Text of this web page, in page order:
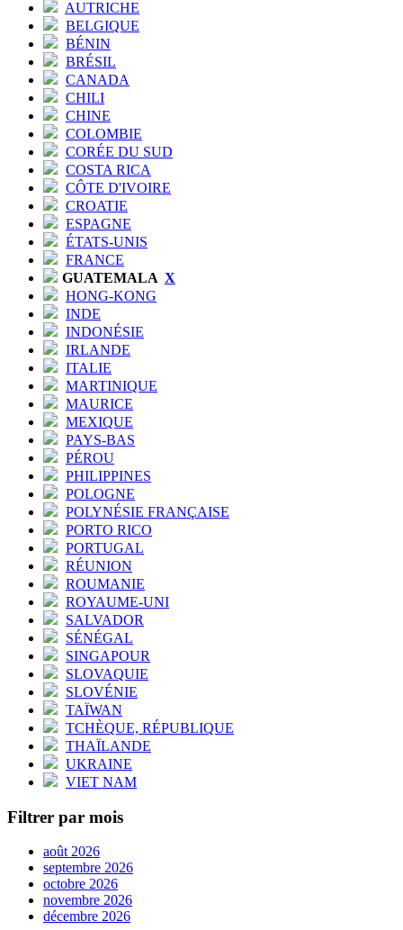
AUTRICHE
BELGIQUE
BÉNIN
BRÉSIL
CANADA
CHILI
CHINE
COLOMBIE
CORÉE DU SUD
COSTA RICA
CÔTE D'IVOIRE
CROATIE
ESPAGNE
ÉTATS-UNIS
FRANCE
GUATEMALA X
HONG-KONG
INDE
INDONÉSIE
IRLANDE
ITALIE
MARTINIQUE
MAURICE
MEXIQUE
PAYS-BAS
PÉROU
PHILIPPINES
POLOGNE
POLYNÉSIE FRANÇAISE
PORTO RICO
PORTUGAL
RÉUNION
ROUMANIE
ROYAUME-UNI
SALVADOR
SÉNÉGAL
SINGAPOUR
SLOVAQUIE
SLOVÉNIE
TAÏWAN
TCHÈQUE, RÉPUBLIQUE
THAÏLANDE
UKRAINE
VIET NAM
Filtrer par mois
août 2026
septembre 2026
octobre 2026
novembre 2026
décembre 2026